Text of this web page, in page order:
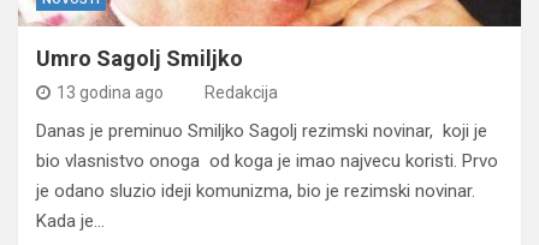
Umro Sagolj Smiljko
13 godina ago Redakcija
Danas je preminuo Smiljko Sagolj rezimski novinar, koji je
bio vlasnistvo onoga od koga je imao najvecu koristi. Prvo
je odano sluzio ideji komunizma, bio je rezimski novinar.
Kada je…